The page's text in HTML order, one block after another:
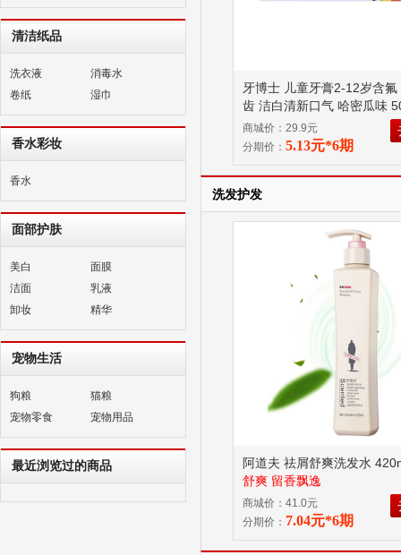
清洁纸品
洗衣液
消毒水
卷纸
湿巾
香水彩妆
香水
面部护肤
美白
面膜
洁面
乳液
卸妆
精华
宠物生活
狗粮
猫粮
宠物零食
宠物用品
最近浏览过的商品
牙博士 儿童牙膏2-12岁含氟
齿 洁白清新口气 哈密瓜味
商城价：29.9元
分期价： 5.13元*6期
洗发护发
阿道夫 祛屑舒爽洗发水
舒爽 留香飘逸
商城价：41.0元
分期价： 7.04元*6期